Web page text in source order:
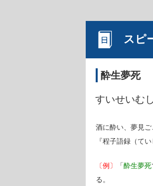
スピ
酔生夢死
すいせいむし
酒に酔い、夢見
『程子語録（て
〔例〕 「酔生夢死
る。